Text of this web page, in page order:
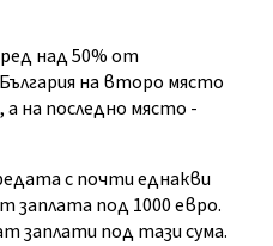
над 50% от
на второ място
на последно място -
с почти еднакви
заплата под 1000 евро.
под тази сума.